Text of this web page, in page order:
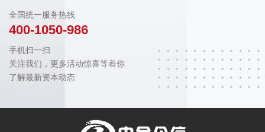
全国统一服务热线
400-1050-986
手机扫一扫
关注我们，更多活动惊喜等着你
了解最新资本动态